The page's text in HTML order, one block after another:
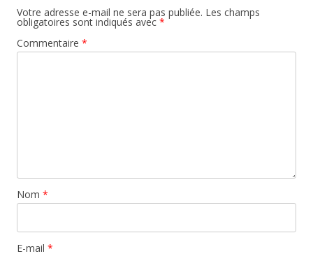
Votre adresse e-mail ne sera pas publiée. Les champs
obligatoires sont indiqués avec *
Commentaire *
Nom *
E-mail *